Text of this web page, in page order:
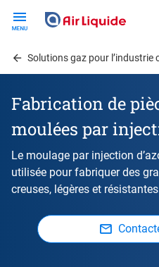
contentSolutions gaz pour l’industrie
Fabrication de
moulées par
Le moulage par injection
utilisée pour fabriquer des
creuses, légères et